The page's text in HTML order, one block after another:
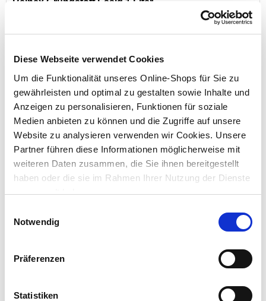
Diese Webseite verwendet Cookies
Um die Funktionalität unseres Online-Shops für Sie zu
gewährleisten und optimal zu gestalten sowie Inhalte und
Anzeigen zu personalisieren, Funktionen für soziale
Medien anbieten zu können und die Zugriffe auf unsere
Website zu analysieren verwenden wir Cookies. Unsere
Partner führen diese Informationen möglicherweise mit
weiteren Daten zusammen, die Sie ihnen bereitgestellt
haben oder die sie im Rahmen Ihrer Nutzung der Dienste
gesammelt haben.
Notwendig
Präferenzen
Statistiken
Reinex Grundstoff Essig 1 Liter
Preis reduziert von
UVP 4,99 €auf
nur im
Preis reduziert von
UVP 20,95 €auf